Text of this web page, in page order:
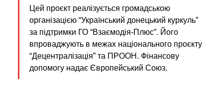
Цей проєкт реалізується громадською
організацією “Український донецький куркуль”
за підтримки ГО “Взаємодія-Плюс”. Його
впроваджують в межах національного проєкту
“Децентралізація” та ПРООН. Фінансову
допомогу надає Європейський Союз.